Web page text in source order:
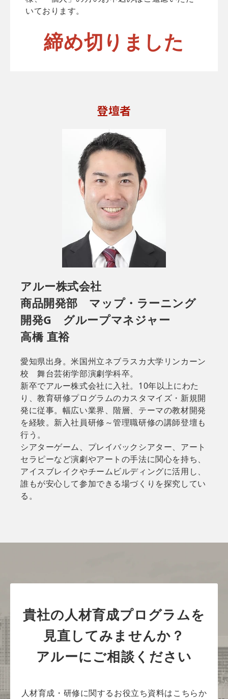
いております。
締め切りました
登壇者
アルー株式会社
商品開発部 マップ・ラーニング
開発G グループマネジャー
高橋 直裕
愛知県出身。米国州立ネブラスカ大学リンカーン
校 舞台芸術学部演劇学科卒。
新卒でアルー株式会社に入社。10年以上にわた
り、教育研修プログラムのカスタマイズ・新規開
発に従事。幅広い業界、階層、テーマの教材開発
を経験。新入社員研修～管理職研修の講師登壇も
行う。
シアターゲーム、プレイバックシアター、アート
セラピーなど演劇やアートの手法に関心を持ち、
アイスブレイクやチームビルディングに活用し、
誰もが安心して参加できる場づくりを探究してい
る。
貴社の人材育成プログラムを
見直してみませんか？
アルーにご相談ください
人材育成・研修に関するお役立ち資料はこちらか